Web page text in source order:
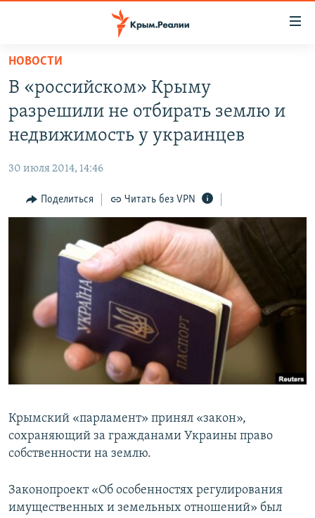
Вернуться
основному
содержанию
Вернутся
главной
Вернутся
СПЕЦПРОЕКТЫ
11 ЛЕТ ОККУПАЦИИ КРЫМА. 11 ИСТОРИЙ СОПРОТИВЛЕНИЯ
ВОДА
ЕЩЕ
ИНТЕРАКТИВ
ТЕЛЕПРОЕКТ КРЫМ.РЕАЛИИ
СОВЕТЫ ПРАВОЗАЩИТНИКОВ
ПРОПАВШИЕ БЕЗ ВЕСТИ
ПОБЕДИТЕЛЕЙ НЕ СУДЯТ?
КРЫМ.НЕПОКОРЕННЫЙ
РАДІО СВОБОДА
КАК ОБОЙТИ БЛОКИРОВКУ
Українською
Qırımtatar
ПРИСОЕДИНЯЙТЕСЬ!
Все сайты RFE/RL
НОВОСТИ
В «российском» Крыму
разрешили не отбирать землю и
недвижимость у украинцев
30 июля 2014, 14:46
Поделиться Читать без VPN
Крымский «парламент» принял «закон»,
сохраняющий за гражданами Украины право
собственности на землю.
Законопроект «Об особенностях регулирования
имущественных и земельных отношений» был